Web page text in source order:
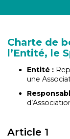
Charte de
l’Entité, le
Entité :
une
Article 1